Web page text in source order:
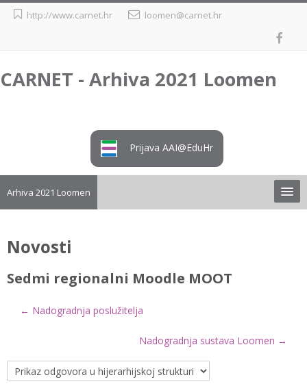
Preskoči
http://www.carnet.hr loomen@carnet.hr
CARNET - Arhiva 2021 Loomen
Prijava AAI@EduHr
Arhiva 2021 Loomen
Hrvatski ‎(hr)‎
Novosti
Sedmi regionalni Moodle MOOT
← Nadogradnja poslužitelja
Nadogradnja sustava Loomen →